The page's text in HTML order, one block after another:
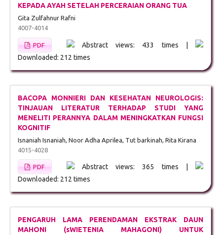
KEPADA AYAH SETELAH PERCERAIAN ORANG TUA
Gita Zulfahnur Rafni
4007-4014
PDF
Abstract views: 433 times |
Downloaded: 212 times
BACOPA MONNIERI DAN KESEHATAN NEUROLOGIS:
TINJAUAN LITERATUR TERHADAP STUDI YANG
MENELITI PERANNYA DALAM MENINGKATKAN FUNGSI
KOGNITIF
Isnaniah Isnaniah, Noor Adha Aprilea, Tut barkinah, Rita Kirana
4015-4028
PDF
Abstract views: 365 times |
Downloaded: 212 times
PENGARUH LAMA PERENDAMAN EKSTRAK DAUN
MAHONI (sWIETENIA MAHAGONI) UNTUK